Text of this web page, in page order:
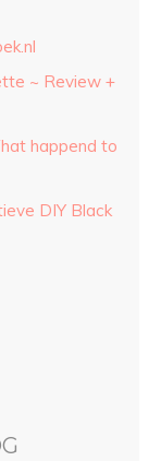
~ Review +
happend to
DIY Black